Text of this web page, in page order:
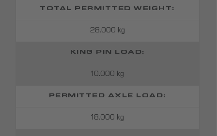
TOTAL PERMITTED WEIGHT:
28.000 kg
KING PIN LOAD:
10.000 kg
PERMITTED AXLE LOAD:
18.000 kg